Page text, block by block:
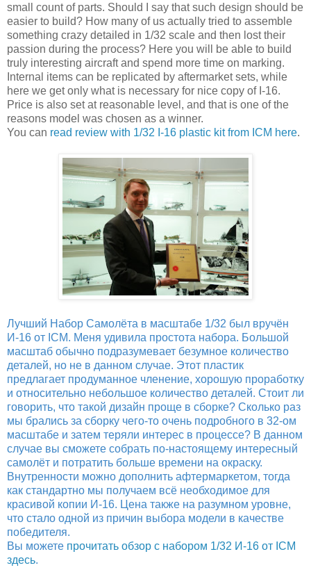
small count of parts. Should I say that such design should be
easier to build? How many of us actually tried to assemble
something crazy detailed in 1/32 scale and then lost their
passion during the process? Here you will be able to build
truly interesting aircraft and spend more time on marking.
Internal items can be replicated by aftermarket sets, while
here we get only what is necessary for nice copy of I-16.
Price is also set at reasonable level, and that is one of the
reasons model was chosen as a winner.
You can read review with 1/32 I-16 plastic kit from ICM here.
Лучший Набор Самолёта в масштабе 1/32 был вручён
И-16 от ICM. Меня удивила простота набора. Большой
масштаб обычно подразумевает безумное количество
деталей, но не в данном случае. Этот пластик
предлагает продуманное членение, хорошую проработку
и относительно небольшое количество деталей. Стоит ли
говорить, что такой дизайн проще в сборке? Сколько раз
мы брались за сборку чего-то очень подробного в 32-ом
масштабе и затем теряли интерес в процессе? В данном
случае вы сможете собрать по-настоящему интересный
самолёт и потратить больше времени на окраску.
Внутренности можно дополнить афтермаркетом, тогда
как стандартно мы получаем всё необходимое для
красивой копии И-16. Цена также на разумном уровне,
что стало одной из причин выбора модели в качестве
победителя.
Вы можете прочитать обзор с набором 1/32 И-16 от ICM
здесь.